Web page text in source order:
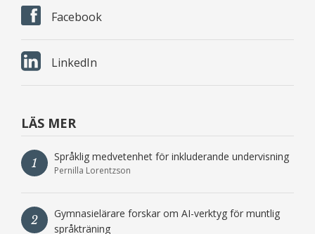
Facebook
LinkedIn
LÄS MER
1 Språklig medvetenhet för inkluderande undervisning
Pernilla Lorentzson
2
Gymnasielärare forskar om AI-verktyg för muntlig
språkträning